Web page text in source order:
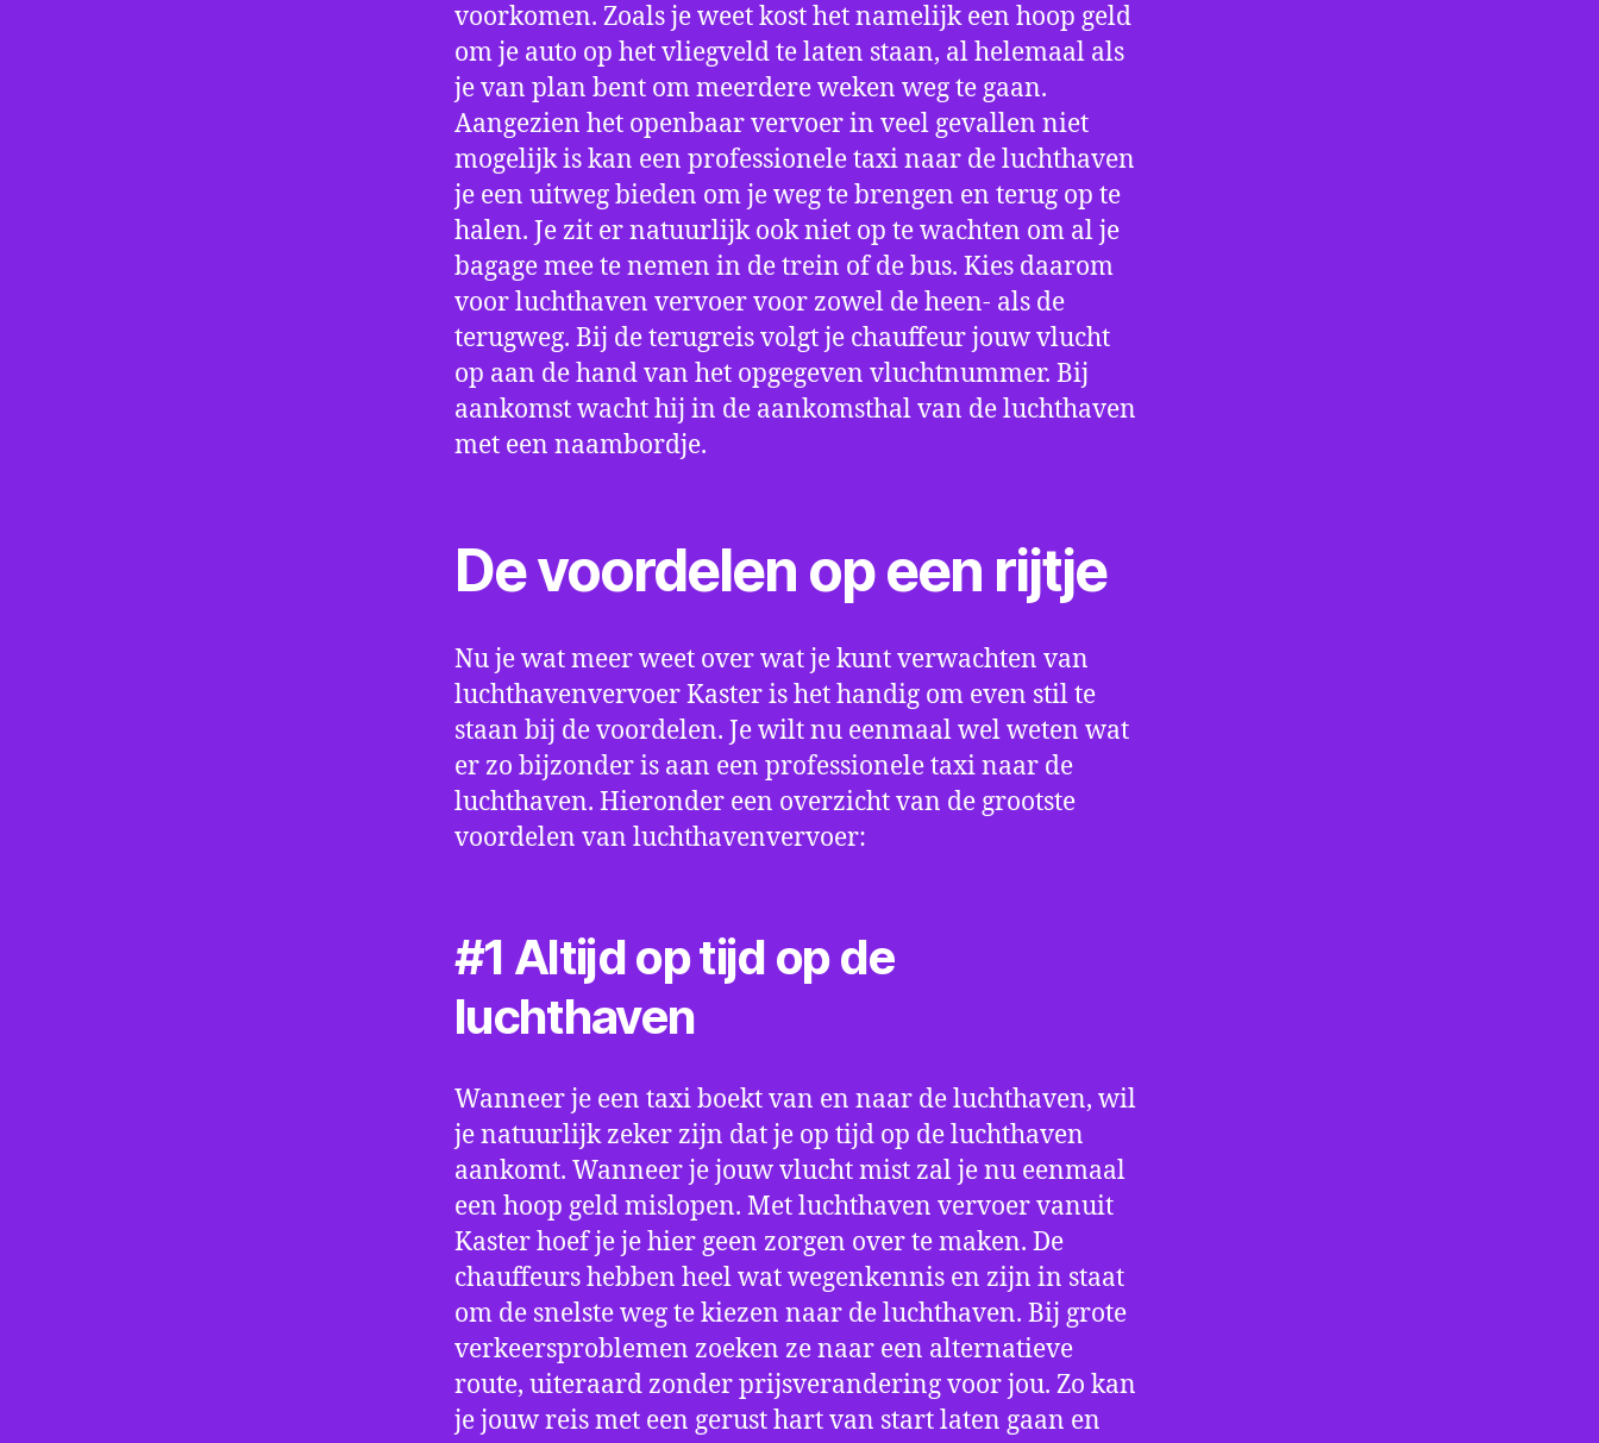
voorkomen. Zoals je weet kost het namelijk een hoop geld
om je auto op het vliegveld te laten staan, al helemaal als
je van plan bent om meerdere weken weg te gaan.
Aangezien het openbaar vervoer in veel gevallen niet
mogelijk is kan een professionele taxi naar de luchthaven
je een uitweg bieden om je weg te brengen en terug op te
halen. Je zit er natuurlijk ook niet op te wachten om al je
bagage mee te nemen in de trein of de bus. Kies daarom
voor luchthaven vervoer voor zowel de heen- als de
terugweg. Bij de terugreis volgt je chauffeur jouw vlucht
op aan de hand van het opgegeven vluchtnummer. Bij
aankomst wacht hij in de aankomsthal van de luchthaven
met een naambordje.
De voordelen op een rijtje
Nu je wat meer weet over wat je kunt verwachten van
luchthavenvervoer Kaster is het handig om even stil te
staan bij de voordelen. Je wilt nu eenmaal wel weten wat
er zo bijzonder is aan een professionele taxi naar de
luchthaven. Hieronder een overzicht van de grootste
voordelen van luchthavenvervoer:
#1 Altijd op tijd op de
luchthaven
Wanneer je een taxi boekt van en naar de luchthaven, wil
je natuurlijk zeker zijn dat je op tijd op de luchthaven
aankomt. Wanneer je jouw vlucht mist zal je nu eenmaal
een hoop geld mislopen. Met luchthaven vervoer vanuit
Kaster hoef je je hier geen zorgen over te maken. De
chauffeurs hebben heel wat wegenkennis en zijn in staat
om de snelste weg te kiezen naar de luchthaven. Bij grote
verkeersproblemen zoeken ze naar een alternatieve
route, uiteraard zonder prijsverandering voor jou. Zo kan
je jouw reis met een gerust hart van start laten gaan en